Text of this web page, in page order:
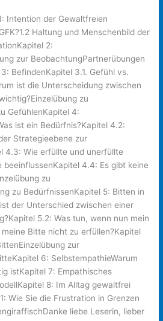
Intention der Gewaltfreien
Haltung und Menschenbild der
2:
zur BeobachtungPartnerübungen
BefindenKapitel 3.1. Gefühl vs.
ist die Unterscheidung zwischen
zu
GefühlenKapitel 4:
ist ein Bedürfnis?Kapitel 4.2:
Strategieebene zur
4.3: Wie erfüllte und unerfüllte
beeinflussenKapitel 4.4: Es gibt keine
zu
zu BedürfnissenKapitel 5: Bitten in
der Unterschied zwischen einer
5.2: Was tun, wenn nun mein
Bitte nicht zu erfüllen?Kapitel
zur
6: SelbstempathieWarum
istKapitel 7: Empathisches
8: Im Alltag gewaltfrei
Wie Sie die Frustration in Grenzen
liebe Leserin, lieber